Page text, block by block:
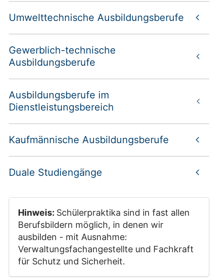
Umwelttechnische Ausbildungsberufe
Gewerblich-technische
Ausbildungsberufe
Ausbildungsberufe im
Dienstleistungsbereich
Kaufmännische Ausbildungsberufe
Duale Studiengänge
Hinweis: Schülerpraktika sind in fast allen
Berufsbildern möglich, in denen wir
ausbilden - mit Ausnahme:
Verwaltungsfachangestellte und Fachkraft
für Schutz und Sicherheit.